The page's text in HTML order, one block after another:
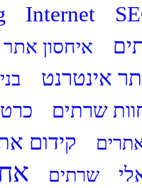
Internet
איחסון אתר
אינטרנט
שרתים
קידום
שרתים